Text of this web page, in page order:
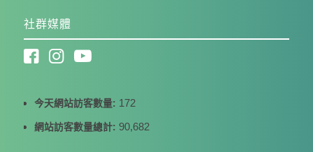
社群媒體
今天網站訪客數量: 172
網站訪客數量總計: 90,682